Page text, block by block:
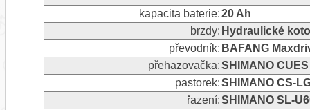
kapacita baterie:20 Ah
brzdy: Hydraulické
převodník: BAFANG
přehazovačka:SHIMANO
pastorek:SHIMANO CS-
řazení:SHIMANO SL-